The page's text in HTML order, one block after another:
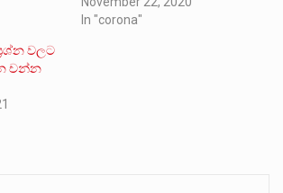
In "corona"
වලට
චන්න